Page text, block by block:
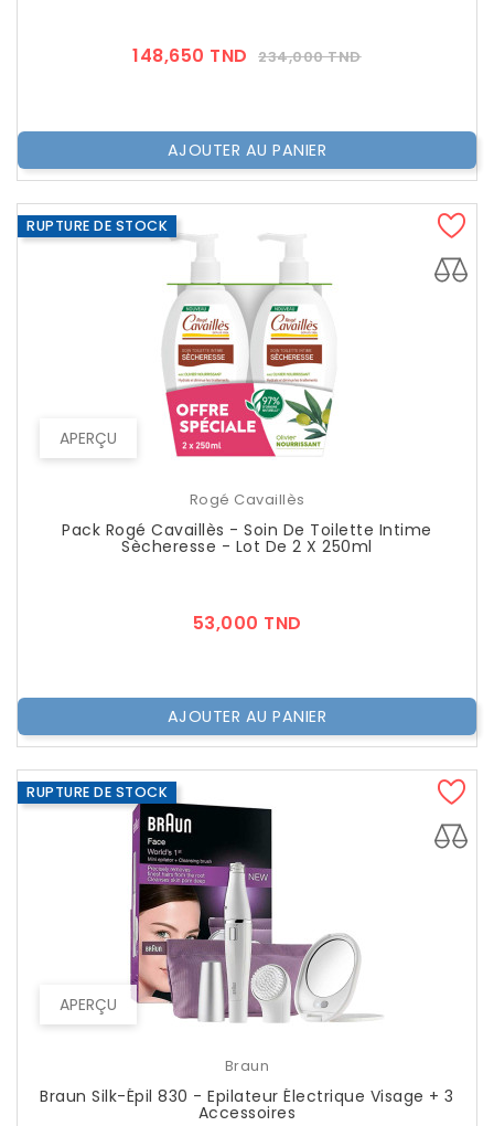
148,650 TND Prix
234,000 TNDPrix
AJOUTER AU PANIER
APERÇU
RUPTURE DE STOCK
Rogé Cavaillès
Pack Rogé Cavaillès - Soin De Toilette Intime
Sècheresse - Lot De 2 X 250ml
53,000 TND
AJOUTER AU PANIER
APERÇU
RUPTURE DE STOCK
Braun
Braun Silk-Épil 830 - Epilateur Électrique Visage + 3
Accessoires